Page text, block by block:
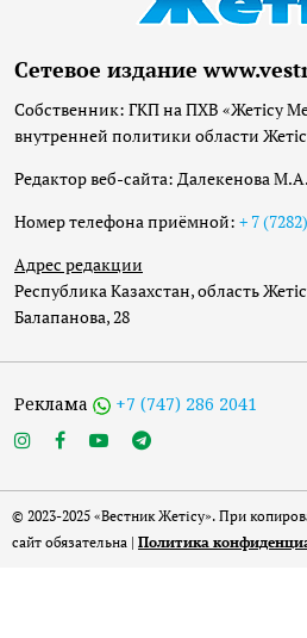
Сетевое издание
Собственник: ГКП на ПХВ «Жетісу
внутренней политики области
Редактор веб-сайта: Далекенова М.А.
Номер телефона приёмной: + 7
Адрес редакции
Республика Казахстан, область
Балапанова, 28
Реклама +7 (747) 286 2041
© 2023-2025 «Вестник Жетісу». При
сайт обязательна | Политика